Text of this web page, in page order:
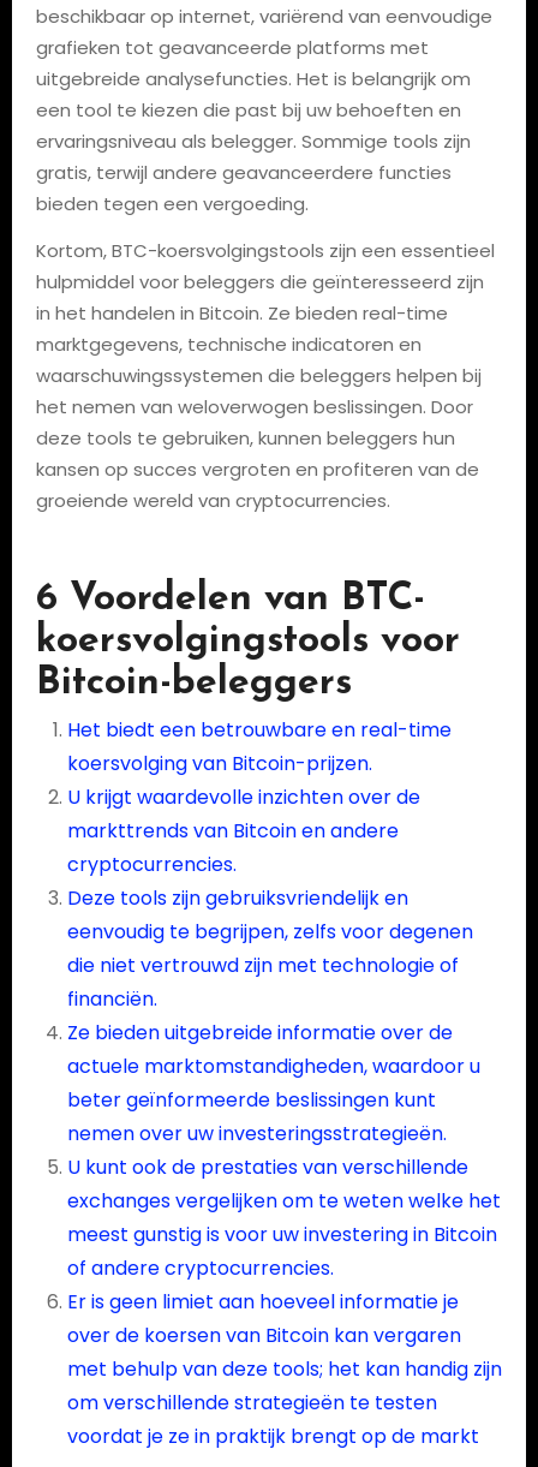
beschikbaar op internet, variërend van eenvoudige
grafieken tot geavanceerde platforms met
uitgebreide analysefuncties. Het is belangrijk om
een tool te kiezen die past bij uw behoeften en
ervaringsniveau als belegger. Sommige tools zijn
gratis, terwijl andere geavanceerdere functies
bieden tegen een vergoeding.
Kortom, BTC-koersvolgingstools zijn een essentieel
hulpmiddel voor beleggers die geïnteresseerd zijn
in het handelen in Bitcoin. Ze bieden real-time
marktgegevens, technische indicatoren en
waarschuwingssystemen die beleggers helpen bij
het nemen van weloverwogen beslissingen. Door
deze tools te gebruiken, kunnen beleggers hun
kansen op succes vergroten en profiteren van de
groeiende wereld van cryptocurrencies.
6 Voordelen van BTC-
koersvolgingstools voor
Bitcoin-beleggers
Het biedt een betrouwbare en real-time
koersvolging van Bitcoin-prijzen.
U krijgt waardevolle inzichten over de
markttrends van Bitcoin en andere
cryptocurrencies.
Deze tools zijn gebruiksvriendelijk en
eenvoudig te begrijpen, zelfs voor degenen
die niet vertrouwd zijn met technologie of
financiën.
Ze bieden uitgebreide informatie over de
actuele marktomstandigheden, waardoor u
beter geïnformeerde beslissingen kunt
nemen over uw investeringsstrategieën.
U kunt ook de prestaties van verschillende
exchanges vergelijken om te weten welke het
meest gunstig is voor uw investering in Bitcoin
of andere cryptocurrencies.
Er is geen limiet aan hoeveel informatie je
over de koersen van Bitcoin kan vergaren
met behulp van deze tools; het kan handig zijn
om verschillende strategieën te testen
voordat je ze in praktijk brengt op de markt